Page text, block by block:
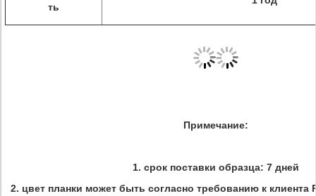
ть
Примечание:
1. срок поставки образца: 7 дней
2. цвет планки может быть согласно требованию к клиента